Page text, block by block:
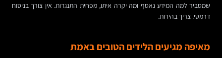
שמסביר למה המידע נאסף ומה יקרה איתו, מפחית התנגדות. אין צורך בניסוח
דרמטי. צריך בהירות.
מאיפה מגיעים הלידים הטובים באמת